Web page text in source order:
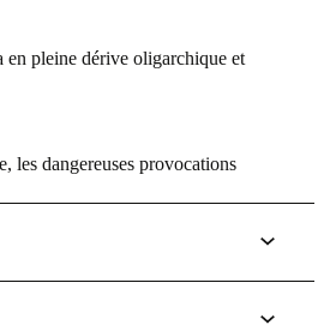
pleine dérive oligarchique et
les dangereuses provocations